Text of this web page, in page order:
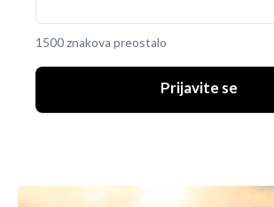
1500 znakova preostalo
Prijavite se